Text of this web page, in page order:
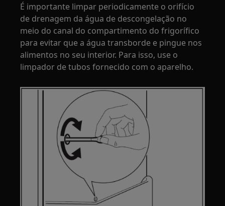
É importante limpar periodicamente o orifício
de drenagem da água de descongelação no
meio do canal do compartimento do frigorífico
para evitar que a água transborde e pingue nos
alimentos no seu interior. Para isso, use o
limpador de tubos fornecido com o aparelho.